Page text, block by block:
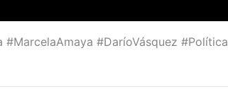
#MarcelaAmaya #DaríoVásquez